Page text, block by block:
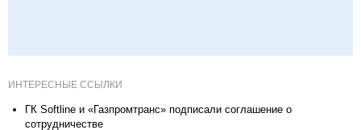
ИНТЕРЕСНЫЕ ССЫЛКИ
ГК Softline и «Газпромтранс» подписали соглашение о
сотрудничестве